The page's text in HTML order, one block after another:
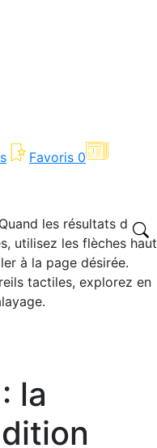
Favoris 0
Quand les résultats de
utilisez les flèches haut
à la page désirée.
tactiles, explorez en
la